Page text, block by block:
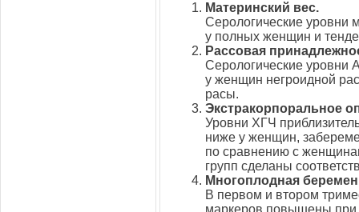
Материнский вес.
Серологические уровни
у полных женщин и
Рассовая
Серологические
у женщин негроидной
расы.
Экстракорпоральное
Уровни ХГЧ
ниже у женщин,
по сравнению с
групп сделаны
Многоплодная
В первом и втором
маркеров повышены при